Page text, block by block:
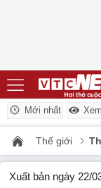
Mới nhất
Thế giới
Xuất bản ngày 22/